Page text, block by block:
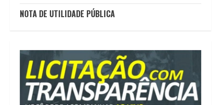
NOTA DE UTILIDADE PÚBLICA